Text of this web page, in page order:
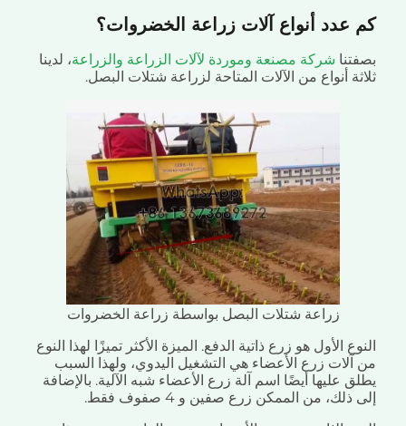
عدد أنواع آلات زراعة الخضروات؟
شركة مصنعة وموردة لآلات الزراعة والزراعة، لدينا
أنواع من الآلات المتاحة لزراعة شتلات البصل.
زراعة شتلات البصل بواسطة زراعة الخضروات
الأول هو زرع ذاتية الدفع. الميزة الأكثر تميزًا لهذا النوع
زرع الأعضاء هي التشغيل اليدوي، ولهذا السبب
عليها أيضًا اسم آلة زرع الأعضاء شبه الآلية. بالإضافة
من الممكن زرع صفين و 4 صفوف فقط.